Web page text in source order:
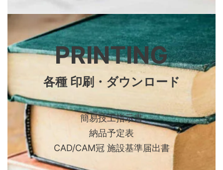
PRINTING
各種 印刷・ダウンロード
簡易技工指示書
納品予定表
CAD/CAM冠 施設基準届出書